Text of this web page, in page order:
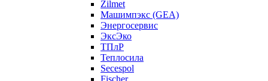
Zilmet
Машимпэкс (GEA)
Энергосервис
ЭксЭко
ТПлР
Теплосила
Secespol
Fischer